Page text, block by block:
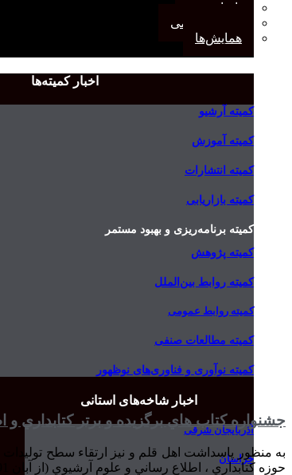
یادداشت
مجمع عمومی
همایش‌ها
اخبار کمیته‌ها
کمیته آرشیو
کمیته آموزش
کمیته انتشارات
کمیته بازاریابی
کمیته برنامه‌ریزی و بهبود مستمر
کمیته پژوهش
کمیته روابط بین‌الملل
کمیته روابط عمومی
کمیته مطالعات صنفی
کمیته نوآوری و فناوری‌های نوظهور
اخبار شاخه‌های استانی
آذربایجان شرقی
خراسان
جشنواره كتاب هاي برگزيده و برتر كتابداري
به منظور پاسداشت اهل قلم و نيز ارتقاء سطح
حوزه كتابداري ، اطلاع رساني و علوم آرشيوي (از آبان 91 تا آبان 92 ) به چاپ رسيده اند اقدام به انتخاب كتاب نمونه و برگزيده مي نمايد .